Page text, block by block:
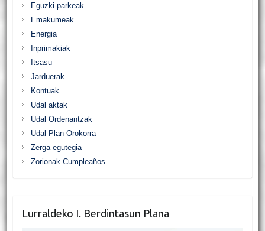
Eguzki-parkeak
Emakumeak
Energia
Inprimakiak
Itsasu
Jarduerak
Kontuak
Udal aktak
Udal Ordenantzak
Udal Plan Orokorra
Zerga egutegia
Zorionak Cumpleaños
Lurraldeko I. Berdintasun Plana